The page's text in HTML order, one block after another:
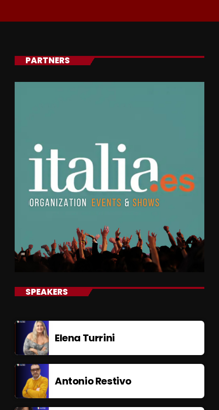
PARTNERS
SPEAKERS
Elena Turrini
Antonio Restivo